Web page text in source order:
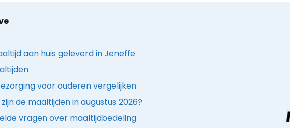
aan huis geleverd in Jeneffe
voor ouderen vergelijken
de maaltijden in augustus 2026?
vragen over maaltijdbedeling